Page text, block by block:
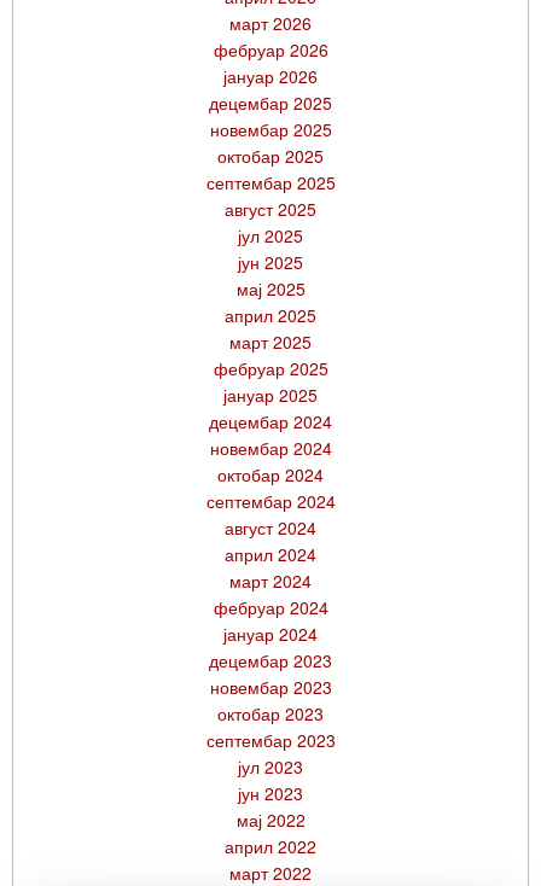
март 2026
фебруар 2026
јануар 2026
децембар 2025
новембар 2025
октобар 2025
септембар 2025
август 2025
јул 2025
јун 2025
мај 2025
април 2025
март 2025
фебруар 2025
јануар 2025
децембар 2024
новембар 2024
октобар 2024
септембар 2024
август 2024
април 2024
март 2024
фебруар 2024
јануар 2024
децембар 2023
новембар 2023
октобар 2023
септембар 2023
јул 2023
јун 2023
мај 2022
април 2022
март 2022